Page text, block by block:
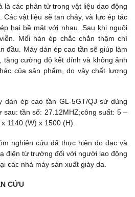
là các phân tử trong vật liệu dao động
Các vật liệu sẽ tan chảy, và lực ép tác
hai bề mặt với nhau. Sau khi nguội
Mối hàn ép chắc chắn thậm chí
đầu. Máy dán ép cao tần sẽ giúp làm
tăng cường độ kết dính và không ảnh
của sản phẩm, do vậy chất lượng
dán ép cao tần GL-5GT/QJ sử dùng
tần số: 27.12MHZ;công suất: 5 –
1140 (W) x 1500 (H).
nghiên cứu đã thực hiện đo đạc và
điện từ trường đối với người lao động
các nhà máy sản xuất giày da.
CỨU